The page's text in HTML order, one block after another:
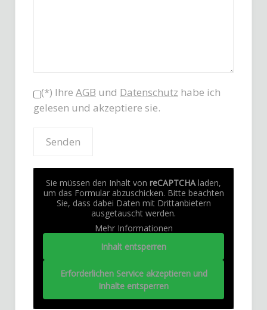
(*) Ihre AGB und Datenschutz habe ich
gelesen und akzeptiere sie.
Sie müssen den Inhalt von reCAPTCHAladen,
um das Formular abzuschicken. Bitte beachten
Sie, dass dabei Daten mit Drittanbietern
ausgetauscht werden.
Mehr Informationen
Inhalt entsperren
Erforderlichen Service akzeptieren und
Inhalte entsperren